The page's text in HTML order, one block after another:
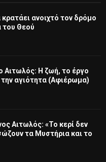
κρατάει ανοιχτό τον δρόμο
του Θεού
Αιτωλός: Η ζωή, το έργο
αγιότητα (Αφιέρωμα)
Αιτωλός: «Το κερί δεν
τα Μυστήρια και το